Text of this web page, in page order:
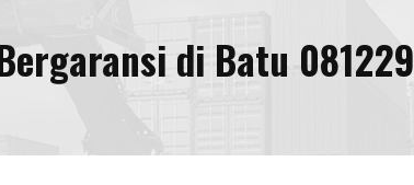
di Batu